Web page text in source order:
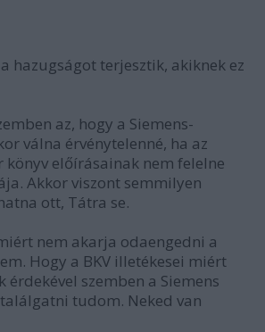
hazugságot terjesztik, akiknek ez
az, hogy a Siemens-
válna érvénytelenné, ha az
könyv előírásainak nem felelne
Akkor viszont semmilyen
ott, Tátra se.
nem akarja odaengedni a
Hogy a BKV illetékesei miért
érdekével szemben a Siemens
tudom. Neked van